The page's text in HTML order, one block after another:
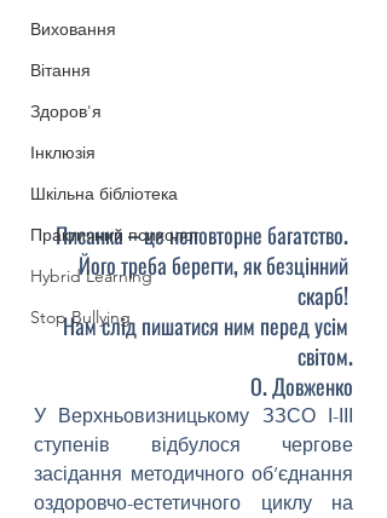
Виховання
Вітання
Здоров'я
Інклюзія
Шкільна бібліотека
Практичний психолог
Hybrid Learning
Stop Bullying
Писанка – це неповторне багатство.
Його треба берегти, як безцінний
скарб!
Нам слід пишатися ним перед усім
світом.
О. Довженко
У Верхньовизницькому ЗЗСО І-ІІІ
ступенів відбулося чергове
засідання методичного об’єднання
оздоровчо-естетичного циклу на